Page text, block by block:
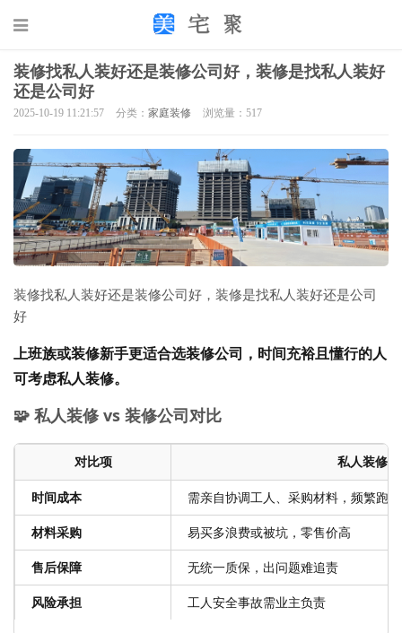
装修找私人装好还是装修公司好，装修是找私人装好
还是公司好
2025-10-19 11:21:57 分类： 家庭装修 浏览量：517
装修找私人装好还是装修公司好，装修是找私人装好还是公司
好
上班族或装修新手更适合选装修公司，时间充裕且懂行的人
可考虑私人装修。
🧩 私人装修 vs 装修公司对比
对比项 私人装修
时间成本 需亲自协调工人、采购材料，频繁跑
材料采购 易买多浪费或被坑，零售价高
售后保障 无统一质保，出问题难追责
风险承担 工人安全事故需业主负责